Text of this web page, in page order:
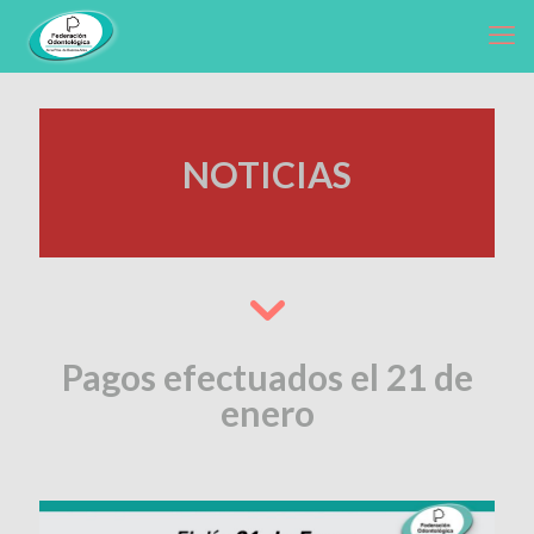
NOTICIAS
Pagos efectuados el 21 de
enero